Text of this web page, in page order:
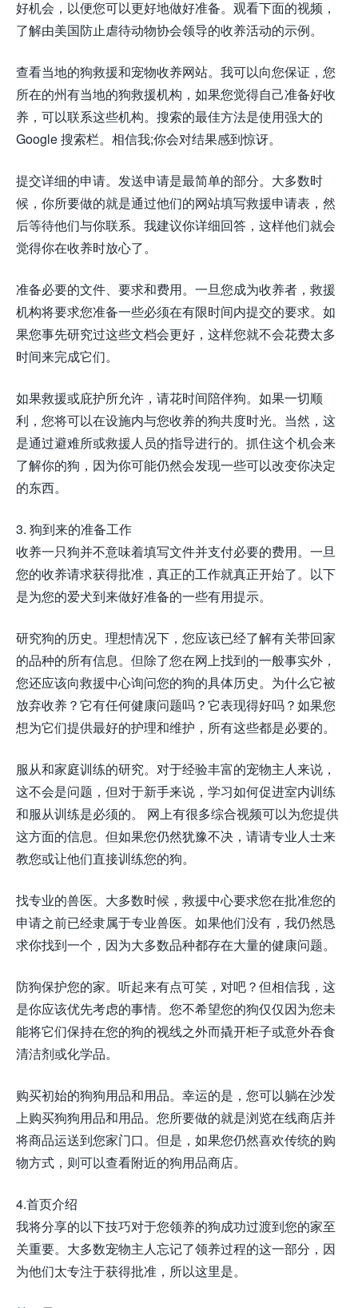
好机会，以便您可以更好地做好准备。观看下面的视频，
了解由美国防止虐待动物协会领导的收养活动的示例。
查看当地的狗救援和宠物收养网站。我可以向您保证，您
所在的州有当地的狗救援机构，如果您觉得自己准备好收
养，可以联系这些机构。搜索的最佳方法是使用强大的
Google 搜索栏。相信我;你会对结果感到惊讶。
提交详细的申请。发送申请是最简单的部分。大多数时
候，你所要做的就是通过他们的网站填写救援申请表，然
后等待他们与你联系。我建议你详细回答，这样他们就会
觉得你在收养时放心了。
准备必要的文件、要求和费用。一旦您成为收养者，救援
机构将要求您准备一些必须在有限时间内提交的要求。如
果您事先研究过这些文档会更好，这样您就不会花费太多
时间来完成它们。
如果救援或庇护所允许，请花时间陪伴狗。如果一切顺
利，您将可以在设施内与您收养的狗共度时光。当然，这
是通过避难所或救援人员的指导进行的。抓住这个机会来
了解你的狗，因为你可能仍然会发现一些可以改变你决定
的东西。
3. 狗到来的准备工作
收养一只狗并不意味着填写文件并支付必要的费用。一旦
您的收养请求获得批准，真正的工作就真正开始了。以下
是为您的爱犬到来做好准备的一些有用提示。
研究狗的历史。理想情况下，您应该已经了解有关带回家
的品种的所有信息。但除了您在网上找到的一般事实外，
您还应该向救援中心询问您的狗的具体历史。为什么它被
放弃收养？它有任何健康问题吗？它表现得好吗？如果您
想为它们提供最好的护理和维护，所有这些都是必要的。
服从和家庭训练的研究。对于经验丰富的宠物主人来说，
这不会是问题，但对于新手来说，学习如何促进室内训练
和服从训练是必须的。 网上有很多综合视频可以为您提供
这方面的信息。但如果您仍然犹豫不决，请请专业人士来
教您或让他们直接训练您的狗。
找专业的兽医。大多数时候，救援中心要求您在批准您的
申请之前已经隶属于专业兽医。如果他们没有，我仍然恳
求你找到一个，因为大多数品种都存在大量的健康问题。
防狗保护您的家。听起来有点可笑，对吧？但相信我，这
是你应该优先考虑的事情。您不希望您的狗仅仅因为您未
能将它们保持在您的狗的视线之外而撬开柜子或意外吞食
清洁剂或化学品。
购买初始的狗狗用品和用品。幸运的是，您可以躺在沙发
上购买狗狗用品和用品。您所要做的就是浏览在线商店并
将商品运送到您家门口。但是，如果您仍然喜欢传统的购
物方式，则可以查看附近的狗用品商店。
4.首页介绍
我将分享的以下技巧对于您领养的狗成功过渡到您的家至
关重要。大多数宠物主人忘记了领养过程的这一部分，因
为他们太专注于获得批准，所以这里是。